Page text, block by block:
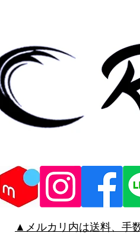
▲メルカリ 内は送料、手